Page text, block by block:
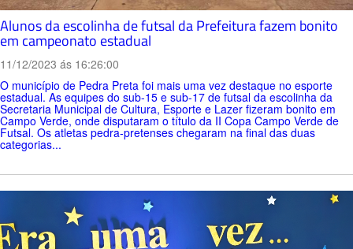
Alunos da escolinha de futsal da Prefeitura fazem bonito
em campeonato estadual
11/12/2023 ás 16:26:00
O município de Pedra Preta foi mais uma vez destaque no esporte
estadual. As equipes do sub-15 e sub-17 de futsal da escolinha da
Secretaria Municipal de Cultura, Esporte e Lazer fizeram bonito em
Campo Verde, onde disputaram o título da II Copa Campo Verde de
Futsal. Os atletas pedra-pretenses chegaram na final das duas
categorias...